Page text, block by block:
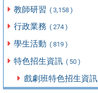
教師研習 ( 3,158 )
行政業務 ( 274 )
學生活動 ( 819 )
特色招生資訊 ( 50 )
戲劇班特色招生資訊